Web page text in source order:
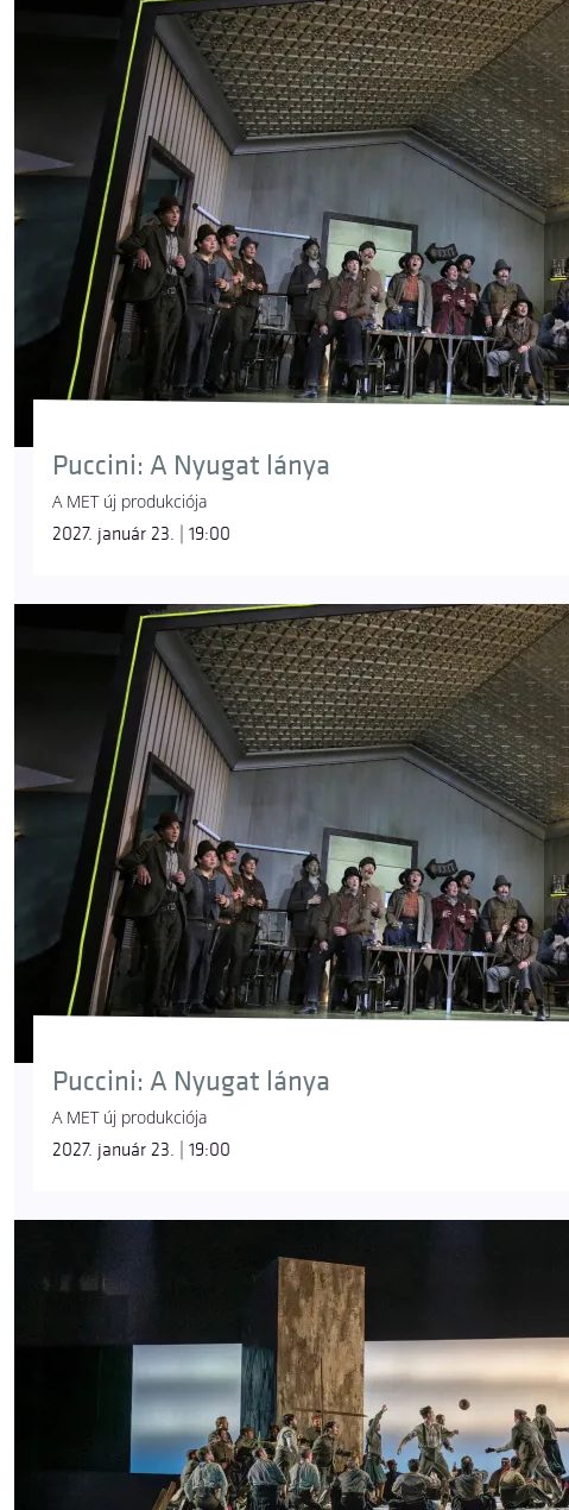
Puccini: A Nyugat lánya
A MET új produkciója
2027. január 23. | 19:00
Puccini: A Nyugat lánya
A MET új produkciója
2027. január 23. | 19:00